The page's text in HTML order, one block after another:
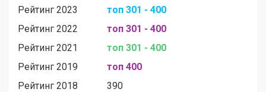
Рейтинг 2023
топ 301 - 400
Рейтинг 2022
топ 301 - 400
Рейтинг 2021
топ 301 - 400
Рейтинг 2019
топ 400
Рейтинг 2018
390